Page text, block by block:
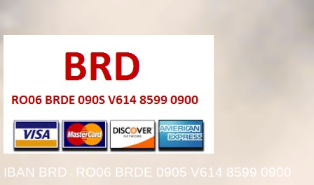
IBAN BRD - RO06 BRDE 0905 V614 8599 0900